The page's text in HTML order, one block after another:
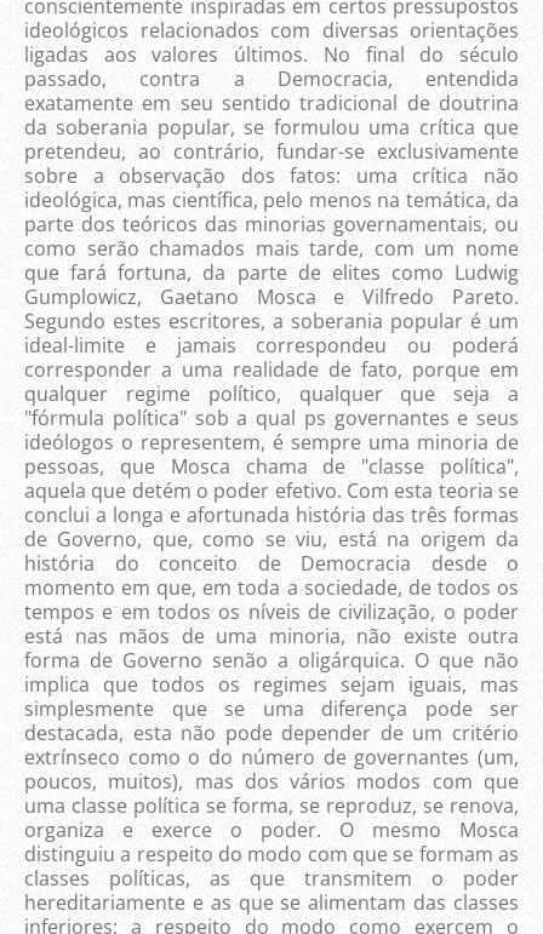
conscientemente inspiradas em certos pressupostos
ideológicos relacionados com diversas orientações
ligadas aos valores últimos. No final do século
passado, contra a Democracia, entendida
exatamente em seu sentido tradicional de doutrina
da soberania popular, se formulou uma crítica que
pretendeu, ao contrário, fundar-se exclusivamente
sobre a observação dos fatos: uma crítica não
ideológica, mas científica, pelo menos na temática, da
parte dos teóricos das minorias governamentais, ou
como serão chamados mais tarde, com um nome
que fará fortuna, da parte de elites como Ludwig
Gumplowicz, Gaetano Mosca e Vilfredo Pareto.
Segundo estes escritores, a soberania popular é um
ideal-limite e jamais correspondeu ou poderá
corresponder a uma realidade de fato, porque em
qualquer regime político, qualquer que seja a
"fórmula política" sob a qual ps governantes e seus
ideólogos o representem, é sempre uma minoria de
pessoas, que Mosca chama de "classe política",
aquela que detém o poder efetivo. Com esta teoria se
conclui a longa e afortunada história das três formas
de Governo, que, como se viu, está na origem da
história do conceito de Democracia desde o
momento em que, em toda a sociedade, de todos os
tempos e em todos os níveis de civilização, o poder
está nas mãos de uma minoria, não existe outra
forma de Governo senão a oligárquica. O que não
implica que todos os regimes sejam iguais, mas
simplesmente que se uma diferença pode ser
destacada, esta não pode depender de um critério
extrínseco como o do número de governantes (um,
poucos, muitos), mas dos vários modos com que
uma classe política se forma, se reproduz, se renova,
organiza e exerce o poder. O mesmo Mosca
distinguiu a respeito do modo com que se formam as
classes políticas, as que transmitem o poder
hereditariamente e as que se alimentam das classes
inferiores; a respeito do modo como exercem o